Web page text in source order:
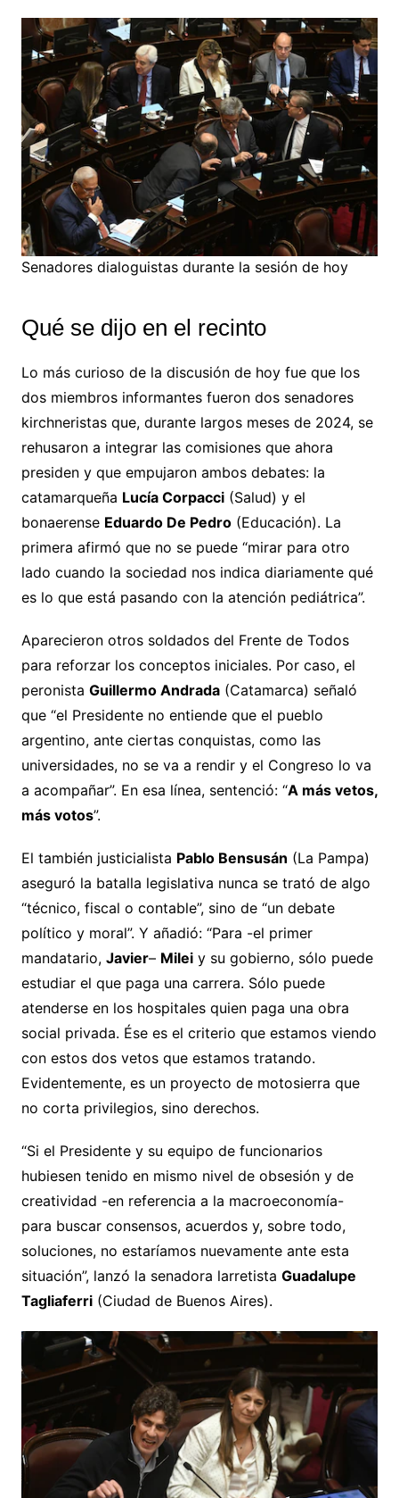
Senadores dialoguistas durante la sesión de hoy
Qué se dijo en el recinto
Lo más curioso de la discusión de hoy fue que los
dos miembros informantes fueron dos senadores
kirchneristas que, durante largos meses de 2024, se
rehusaron a integrar las comisiones que ahora
presiden y que empujaron ambos debates: la
catamarqueña Lucía Corpacci(Salud) y el
bonaerense Eduardo De Pedro(Educación). La
primera afirmó que no se puede “mirar para otro
lado cuando la sociedad nos indica diariamente qué
es lo que está pasando con la atención pediátrica”.
Aparecieron otros soldados del Frente de Todos
para reforzar los conceptos iniciales. Por caso, el
peronista Guillermo Andrada(Catamarca) señaló
que “el Presidente no entiende que el pueblo
argentino, ante ciertas conquistas, como las
universidades, no se va a rendir y el Congreso lo va
a acompañar”. En esa línea, sentenció: “A más vetos,
más votos”.
El también justicialista Pablo Bensusán (La Pampa)
aseguró la batalla legislativa nunca se trató de algo
“técnico, fiscal o contable”, sino de “un debate
político y moral”. Y añadió: “Para -el primer
mandatario, Javier– Mileiy su gobierno, sólo puede
estudiar el que paga una carrera. Sólo puede
atenderse en los hospitales quien paga una obra
social privada. Ése es el criterio que estamos viendo
con estos dos vetos que estamos tratando.
Evidentemente, es un proyecto de motosierra que
no corta privilegios, sino derechos.
“Si el Presidente y su equipo de funcionarios
hubiesen tenido en mismo nivel de obsesión y de
creatividad -en referencia a la macroeconomía-
para buscar consensos, acuerdos y, sobre todo,
soluciones, no estaríamos nuevamente ante esta
situación”, lanzó la senadora larretista Guadalupe
Tagliaferri(Ciudad de Buenos Aires).